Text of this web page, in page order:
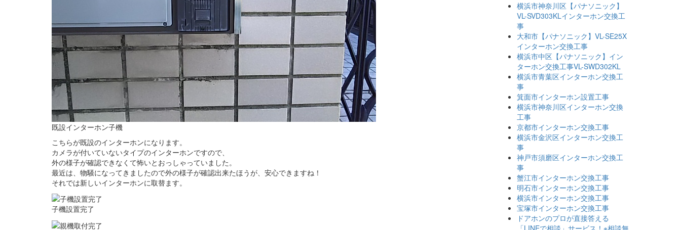
既設インターホン子機
こちらが既設のインターホンになります。
カメラが付いていないタイプのインターホンですので、
外の様子が確認できなくて怖いとおっしゃっていました。
最近は、物騒になってきましたので外の様子が確認出来たほうが、安心できますね！
それでは新しいインターホンに取替ます。
子機設置完了
横浜市神奈川区【パナソニック】
VL-SVD303KLインターホン交換工
事
大和市【パナソニック】VL-SE25X
インターホン交換工事
横浜市中区【パナソニック】イン
ターホン交換工事VL-SWD302KL
横浜市青葉区インターホン交換工
事
箕面市インターホン設置工事
横浜市神奈川区インターホン交換
工事
京都市インターホン交換工事
横浜市金沢区インターホン交換工
事
神戸市須磨区インターホン交換工
事
蟹江市インターホン交換工事
明石市インターホン交換工事
横浜市インターホン交換工事
宝塚市インターホン交換工事
ドアホンのプロが直接答える